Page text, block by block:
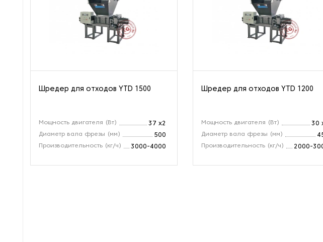
Шредер для отходов YTD 1500
Мощность двигателя (Вт)
37 x2
Диаметр вала фрезы (мм)
500
Производительность (кг/ч)
3000-4000
Шредер для отходов YTD 1200
Мощность двигателя (Вт)
30
Диаметр вала фрезы (мм)
Производительность (кг/ч)
2000-